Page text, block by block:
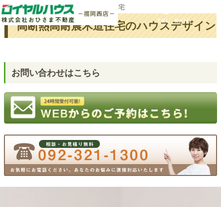
ホーム タグ : 高断熱高耐震木造住宅
高断熱高耐震木造住宅のハウスデザイン
お問い合わせはこちら